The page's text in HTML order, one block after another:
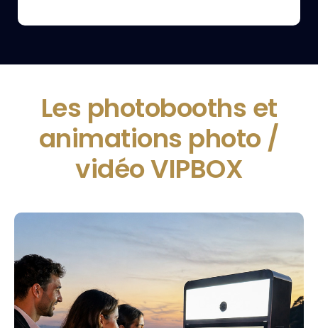
Les photobooths et
animations photo /
vidéo VIPBOX